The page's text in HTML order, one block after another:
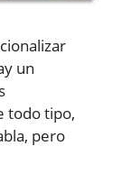
un
todo tipo,
pero